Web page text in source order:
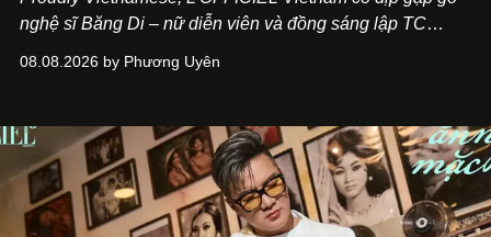
nghệ sĩ Băng Di – nữ diễn viên và đồng sáng lập TC
Kitchen Bar và SALEM tại TP.HCM.
08.08.2026 by Phương Uyên